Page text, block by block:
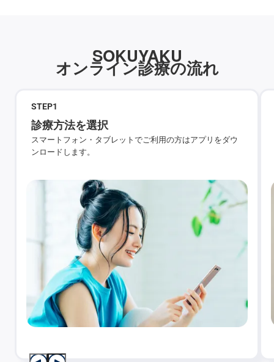
SOKUYAKU
オンライン診療の流れ
STEP1
診療方法を選択
スマートフォン・タブレットでご利用の方はアプリをダウ
ンロードします。